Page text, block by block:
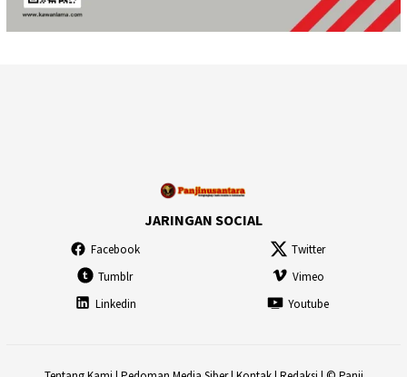
JARINGAN SOCIAL
Facebook
Twitter
Tumblr
Vimeo
Linkedin
Youtube